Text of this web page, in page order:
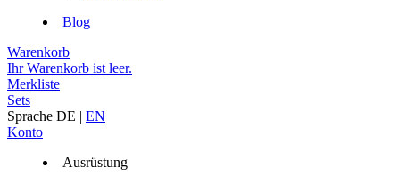
Blog
Warenkorb
Ihr Warenkorb ist leer.
Merkliste
Sets
Sprache DE | EN
Konto
Ausrüstung